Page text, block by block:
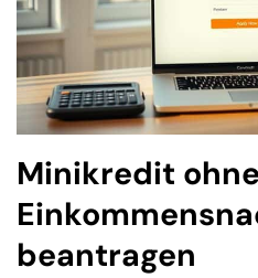
Minikredit ohne
beantragen